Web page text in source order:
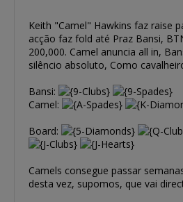
Keith "Camel" Hawkins faz raise
acção faz fold até Praz Bansi,
200,000. Camel anuncia all in,
silêncio absoluto, Como
Bansi:
Camel:
Board:
Camels consegue passar
desta vez, supomos, que vai